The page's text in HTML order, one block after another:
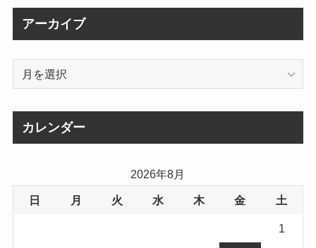
アーカイブ
カレンダー
2026年8月
日 月 火 水 木 金 土
1